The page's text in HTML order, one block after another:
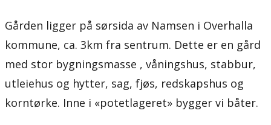
Gården ligger på sørsida av Namsen i Overhalla
kommune, ca. 3km fra sentrum. Dette er en gård
med stor bygningsmasse , våningshus, stabbur,
utleiehus og hytter, sag, fjøs, redskapshus og
korntørke. Inne i «potetlageret» bygger vi båter.